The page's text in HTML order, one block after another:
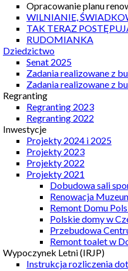
Opracowanie planu
WILNIANIE,
TAK TERAZ
RUDOMIANKA
Dziedzictwo
Senat 2025
Zadania realizowane z
Zadania realizowane z
Regranting
Regranting 2023
Regranting 2022
Inwestycje
Projekty 2024 i 2025
Projekty 2023
Projekty 2022
Projekty 2021
Dobudowa sali
Renowacja
Remont Domu
Polskie domy w
Przebudowa
Remont toalet w
Wypoczynek Letni (IRJP)
Instrukcja rozliczenia